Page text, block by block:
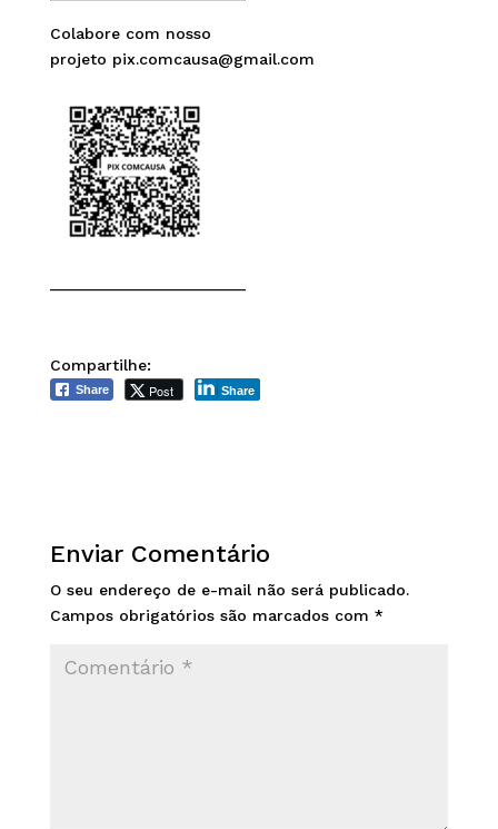
Colabore com nosso
projeto pix.comcausa@gmail.com
Compartilhe:
Share Post Share
Enviar Comentário
O seu endereço de e-mail não será publicado.
Campos obrigatórios são marcados com *